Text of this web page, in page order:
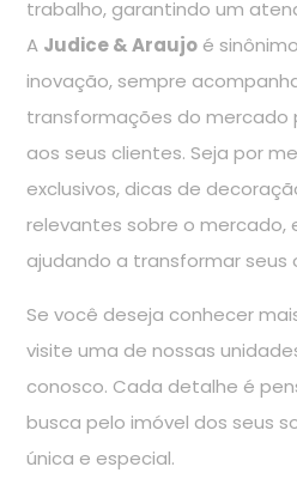
trabalho, garantindo um
A Judice & Araujo é
inovação, sempre
transformações do mercado
aos seus clientes. Seja por
exclusivos, dicas de
relevantes sobre o mercado,
ajudando a transformar seus
Se você deseja conhecer
visite uma de nossas
conosco. Cada detalhe é
busca pelo imóvel dos seus
única e especial.